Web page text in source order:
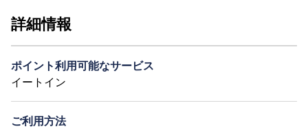
詳細情報
ポイント利用可能なサービス
イートイン
ご利用方法